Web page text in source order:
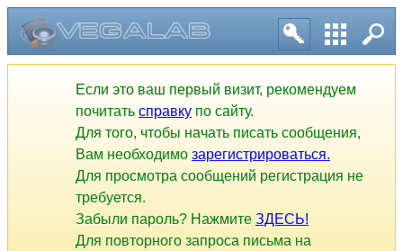
Если это ваш первый визит, рекомендуем
почитать справку по сайту.
Для того, чтобы начать писать сообщения,
Вам необходимо зарегистрироваться.
Для просмотра сообщений регистрация не
требуется.
Забыли пароль? Нажмите ЗДЕСЬ!
Для повторного запроса письма на